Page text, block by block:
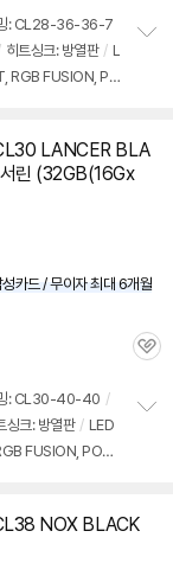
: CL28-36-36-7
히트싱크: 방열판 / L
RGB FUSION, PO
기
LANCER BLA
린 (32GB(16Gx
카드 / 무이자 최대 6개월
관
: CL30-40-40 /
싱크: 방열판 / LED
FUSION, POLY
NOX BLACK